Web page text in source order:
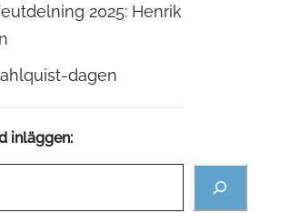
2025: Henrik
dagen
inläggen: